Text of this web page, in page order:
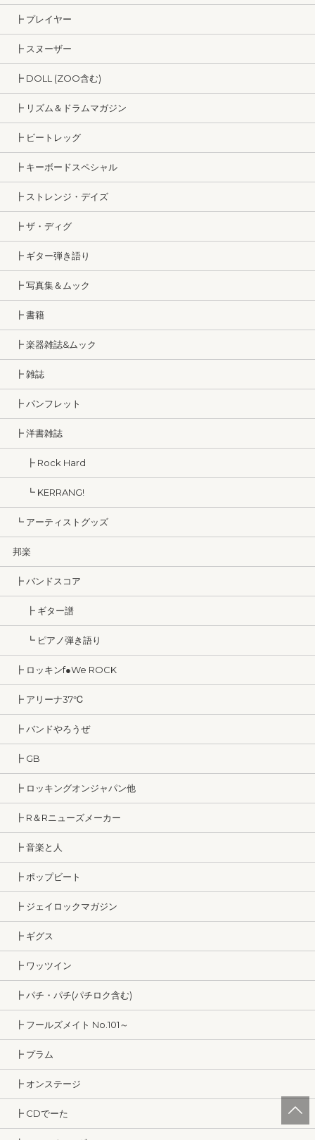
┣ プレイヤー
┣ スヌーザー
┣ DOLL (ZOO含む)
┣ リズム＆ドラムマガジン
┣ ビートレッグ
┣ キーボードスペシャル
┣ ストレンジ・デイズ
┣ ザ・ディグ
┣ ギター弾き語り
┣ 写真集＆ムック
┣ 書籍
┣ 楽器雑誌&ムック
┣ 雑誌
┣ パンフレット
┣ 洋書雑誌
┣ Rock Hard
┗ KERRANG!
┗ アーティストグッズ
邦楽
┣ バンドスコア
┣ ギター譜
┗ ピアノ弾き語り
┣ ロッキンf●We ROCK
┣ アリーナ37℃
┣ バンドやろうぜ
┣ GB
┣ ロッキングオンジャパン他
┣ R＆Rニューズメーカー
┣ 音楽と人
┣ ポップビート
┣ ジェイロックマガジン
┣ ギグス
┣ ワッツイン
┣ パチ・パチ(パチロク含む)
┣ フールズメイト No.101～
┣ プラム
┣ オンステージ
┣ CDでーた